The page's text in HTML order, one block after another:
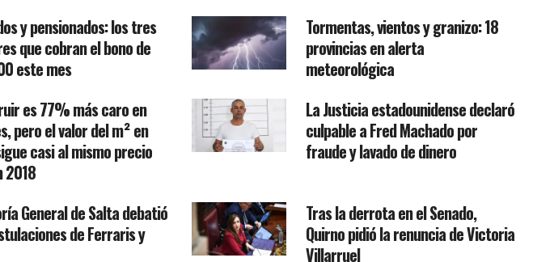
y pensionados: los tres
que cobran el bono de
este mes
Tormentas, vientos y granizo: 18
provincias en alerta
meteorológica
es 77% más caro en
pero el valor del m² en
casi al mismo precio
2018
La Justicia estadounidense declaró
culpable a Fred Machado por
fraude y lavado de dinero
General de Salta debatió
de Ferraris y
Tras la derrota en el Senado,
Quirno pidió la renuncia de Victoria
Villarruel